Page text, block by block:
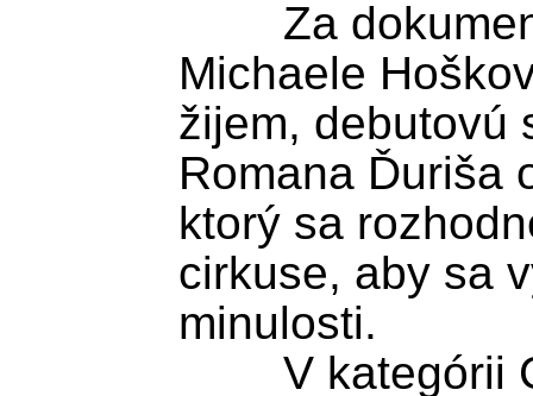
Michaele
žijem, debutovú
Romana Ďuriša
ktorý sa
cirkuse, aby sa
minulosti.